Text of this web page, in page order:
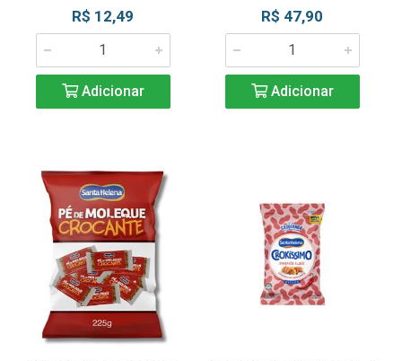
R$ 12,49
Adicionar
R$ 47,90
Adicionar